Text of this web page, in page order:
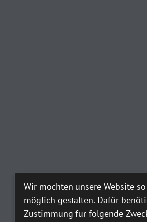
Wir möchten unsere Website
möglich gestalten. Dafür
Zustimmung für folgende